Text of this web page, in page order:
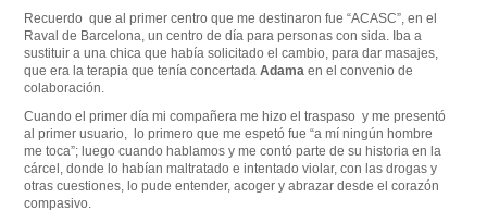
Recuerdo que al primer centro que me destinaron fue “ACASC”, en el
Raval de Barcelona, un centro de día para personas con sida. Iba a
sustituir a una chica que había solicitado el cambio, para dar masajes,
que era la terapia que tenía concertadaAdama en el convenio de
colaboración.
Cuando el primer día mi compañera me hizo el traspaso y me presentó
al primer usuario, lo primero que me espetó fue “a mí ningún hombre
me toca”; luego cuando hablamos y me contó parte de su historia en la
cárcel, donde lo habían maltratado e intentado violar, con las drogas y
otras cuestiones, lo pude entender, acoger y abrazar desde el corazón
compasivo.